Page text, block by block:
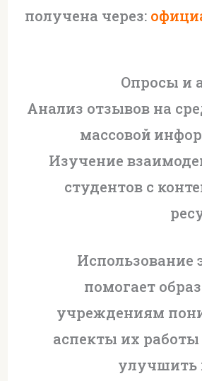
получена через:
Опросы и
Анализ отзывов на
массовой
Изучение
студентов с
Использование
помогает
учреждениям
аспекты их
улучшить